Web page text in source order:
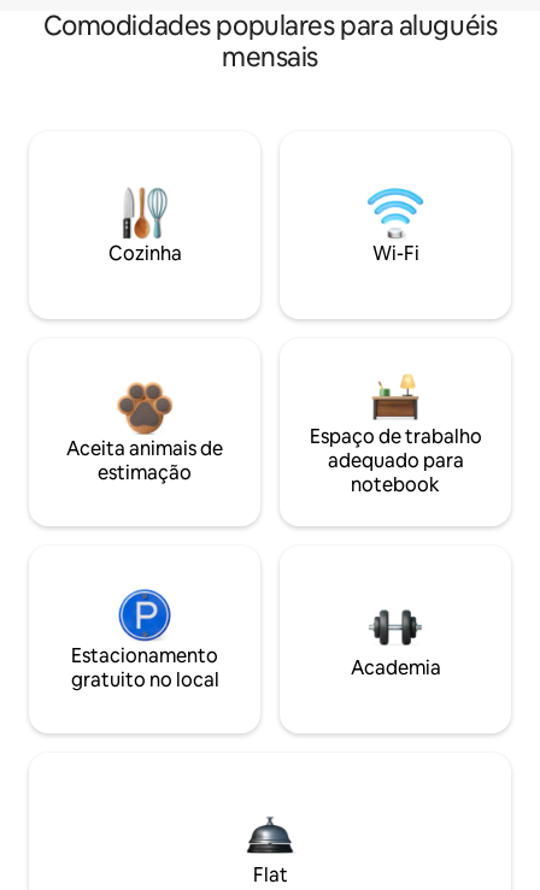
Comodidades populares para aluguéis
mensais
Cozinha Wi-Fi
Aceita animais de
estimação
Espaço de trabalho
adequado para
notebook
Estacionamento
gratuito no local
Academia
Flat